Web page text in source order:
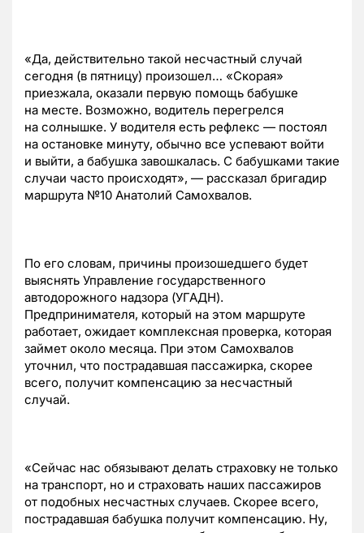
«Да, действительно такой несчастный случай
сегодня (в пятницу) произошел… «Скорая»
приезжала, оказали первую помощь бабушке
на месте. Возможно, водитель перегрелся
на солнышке. У водителя есть рефлекс — постоял
на остановке минуту, обычно все успевают войти
и выйти, а бабушка завошкалась. С бабушками такие
случаи часто происходят», — рассказал бригадир
маршрута №10 Анатолий Самохвалов.
По его словам, причины произошедшего будет
выяснять Управление государственного
автодорожного надзора (УГАДН).
Предпринимателя, который на этом маршруте
работает, ожидает комплексная проверка, которая
займет около месяца. При этом Самохвалов
уточнил, что пострадавшая пассажирка, скорее
всего, получит компенсацию за несчастный
случай.
«Сейчас нас обязывают делать страховку не только
на транспорт, но и страховать наших пассажиров
от подобных несчастных случаев. Скорее всего,
пострадавшая бабушка получит компенсацию. Ну,